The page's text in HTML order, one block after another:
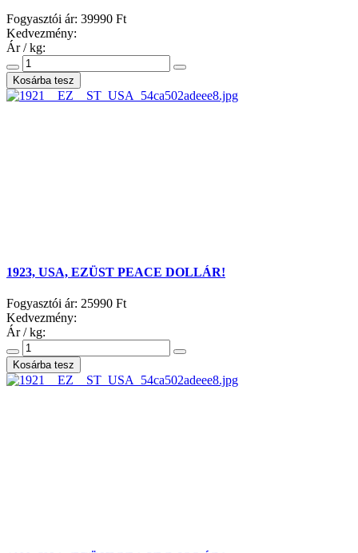
Fogyasztói ár: 39990 Ft
Kedvezmény:
Ár / kg:
1923, USA, EZÜST PEACE DOLLÁR!
Fogyasztói ár: 25990 Ft
Kedvezmény:
Ár / kg: